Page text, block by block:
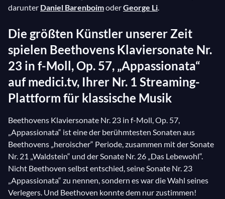
darunter Daniel BarenboimoderGeorge Li.
Die größten Künstler unserer Zeit
spielen Beethovens Klaviersonate Nr.
23 in f-Moll, Op. 57, „Appassionata“
auf medici.tv, Ihrer Nr. 1 Streaming-
Plattform für klassische Musik
Beethovens Klaviersonate Nr. 23 in f-Moll, Op. 57,
„Appassionata“ ist eine der berühmtesten Sonaten aus
Beethovens „heroischer“ Periode, zusammen mit der Sonate
Nr. 21 „Waldstein“ und der Sonate Nr. 26 „Das Lebewohl“.
Nicht Beethoven selbst entschied, seine Sonate Nr. 23
„Appassionata“ zu nennen, sondern es war die Wahl seines
Verlegers. Und Beethoven konnte dem nur zustimmen!